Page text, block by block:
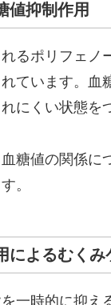
値抑制作用
るポリフェノ
れています。血
にくい状態を
糖値の関係に
。
によるむくみ
一時的に抑